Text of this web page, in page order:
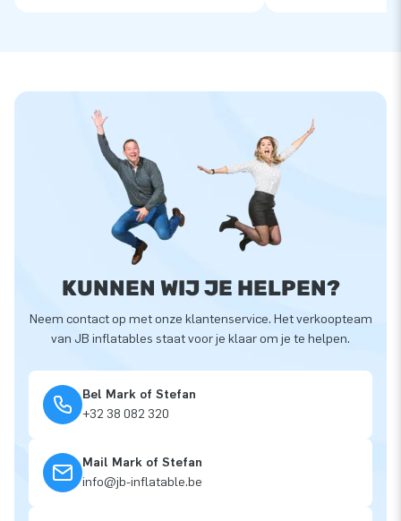
KUNNEN WIJ JE HELPEN?
Neem contact op met onze klantenservice. Het verkoopteam
van JB inflatables staat voor je klaar om je te helpen.
Bel Mark of Stefan
+32 38 082 320
Mail Mark of Stefan
info@jb-inflatable.be